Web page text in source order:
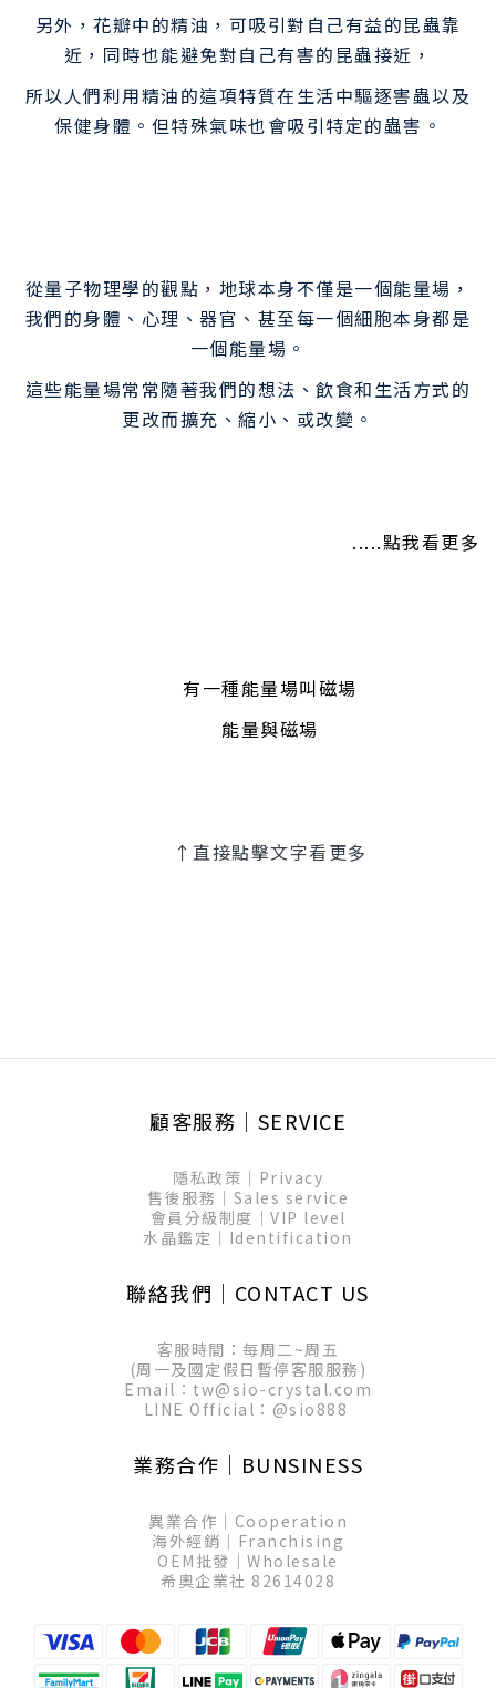
另外，花瓣中的精油，可吸引對自己有益的昆蟲靠
近，同時也能避免對自己有害的昆蟲接近，
所以人們利用精油的這項特質在生活中驅逐害蟲以及
保健身體。但特殊氣味也會吸引特定的蟲害。
從量子物理學的觀點，地球本身不僅是一個能量場，
我們的身體、心理、器官、甚至每一個細胞本身都是
一個能量場。
這些能量場常常隨著我們的想法、飲食和生活方式的
更改而擴充、縮小、或改變。
.....點我看更多
有一種能量場叫磁場
能量與磁場
↑直接點擊文字看更多
顧客服務│SERVICE
隱私政策│Privacy
售後服務│Sales service
會員分級制度│VIP level
水晶鑑定│Identification
聯絡我們│CONTACT US
客服時間：每周二~周五
(周一及國定假日暫停客服服務)
Email：tw@sio-crystal.com
LINE Official： @sio888
業務合作│BUNSINESS
異業合作│Cooperation
海外經銷│Franchising
OEM批發│Wholesale
希奧企業社 82614028